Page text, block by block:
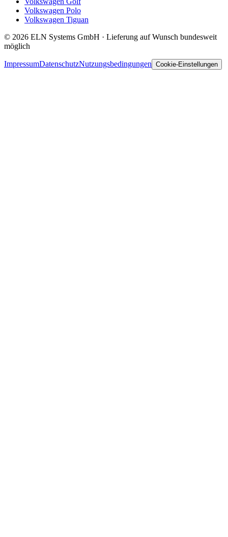
Volkswagen Polo
Volkswagen Tiguan
© 2026 ELN Systems GmbH · Lieferung auf Wunsch bundesweit
möglich
ImpressumDatenschutzNutzungsbedingungen Cookie-Einstellungen